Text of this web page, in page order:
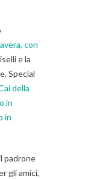
con
e la
Special
della
in
in
padrone
gli amici,